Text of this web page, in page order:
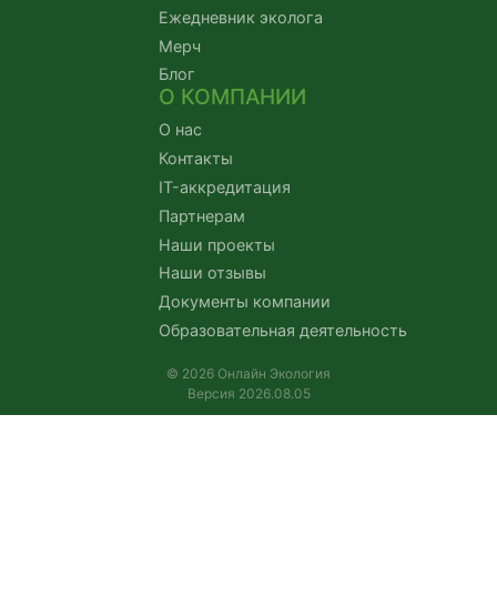
Ежедневник эколога
Мерч
Блог
О КОМПАНИИ
О нас
Контакты
IT-аккредитация
Партнерам
Наши проекты
Наши отзывы
Документы компании
Образовательная деятельность
© 2026 Онлайн Экология
Версия 2026.08.05